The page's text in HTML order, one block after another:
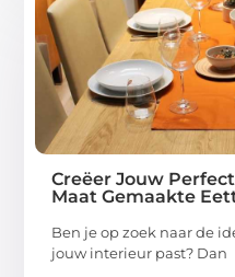
Creëer Jouw
Maat Gemaakte
Ben je op zoek naar de
jouw interieur past? Dan